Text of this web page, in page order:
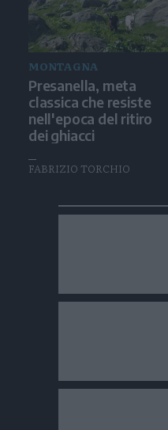
MONTAGNA
Presanella, meta
classica che resiste
nell'epoca del ritiro
dei ghiacci
FABRIZIO TORCHIO